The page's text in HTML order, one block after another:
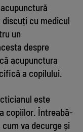
cu medicul
un
despre
acupunctura
a copilului.
este
copiilor. Întreabă-
va decurge și